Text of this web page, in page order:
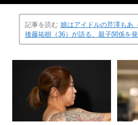
記事を読む 娘はアイドルの芹澤もあ
後藤祐樹（36）が語る、親子関係を発